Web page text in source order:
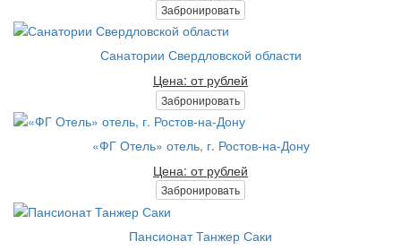
Забронировать
Санатории Свердловской области
Цена: от рублей
Забронировать
«ФГ Отель» отель, г. Ростов-на-Дону
Цена: от рублей
Забронировать
Пансионат Танжер Саки